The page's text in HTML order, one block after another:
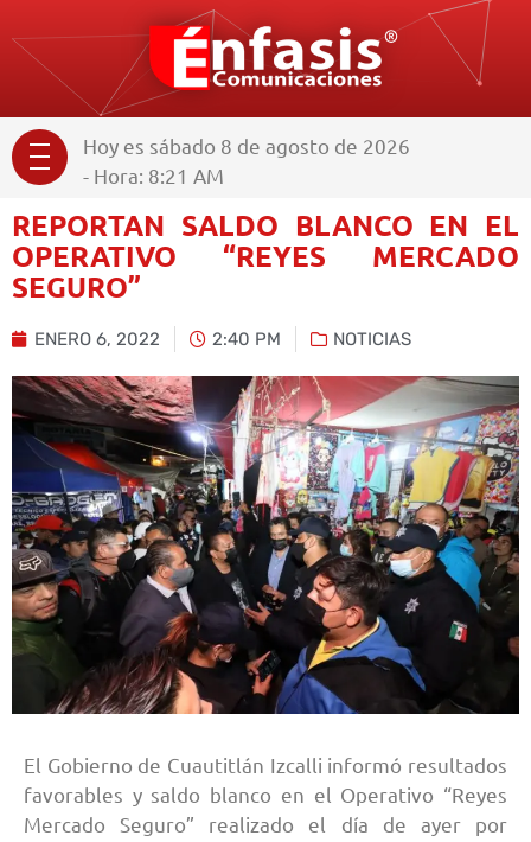
Hoy es sábado 8 de agosto de 2026
- Hora: 8:21 AM
REPORTAN SALDO BLANCO EN EL
OPERATIVO “REYES MERCADO
SEGURO”
ENERO 6, 2022 2:40 PM NOTICIAS
El Gobierno de Cuautitlán Izcalli informó resultados
favorables y saldo blanco en el Operativo “Reyes
Mercado Seguro” realizado el día de ayer por